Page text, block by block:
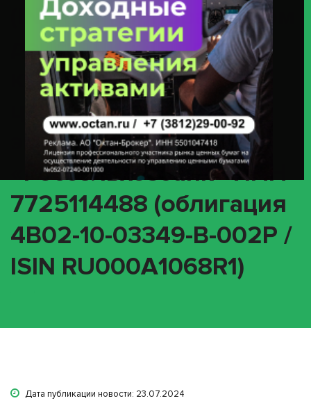
(INTR) О корпоративном
действии «Выплата
купонного дохода» с
ценными бумагами
эмитента АО
«Россельхозбанк» ИНН
7725114488 (облигация
4B02-10-03349-B-002P /
ISIN RU000A1068R1)
Дата публикации новости: 23.07.2024